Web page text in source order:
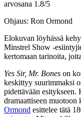
arvosana 1.8/5
Ohjaus: Ron Ormond
Elokuvan löyhässä
Minstrel Show
kertomaan tarinoita,
Yes Sir, Mr. Bones on
keskittyy suurimmaksi
pidettävään esitykseen.
dramaattiseen
Ormond esittelee tätä